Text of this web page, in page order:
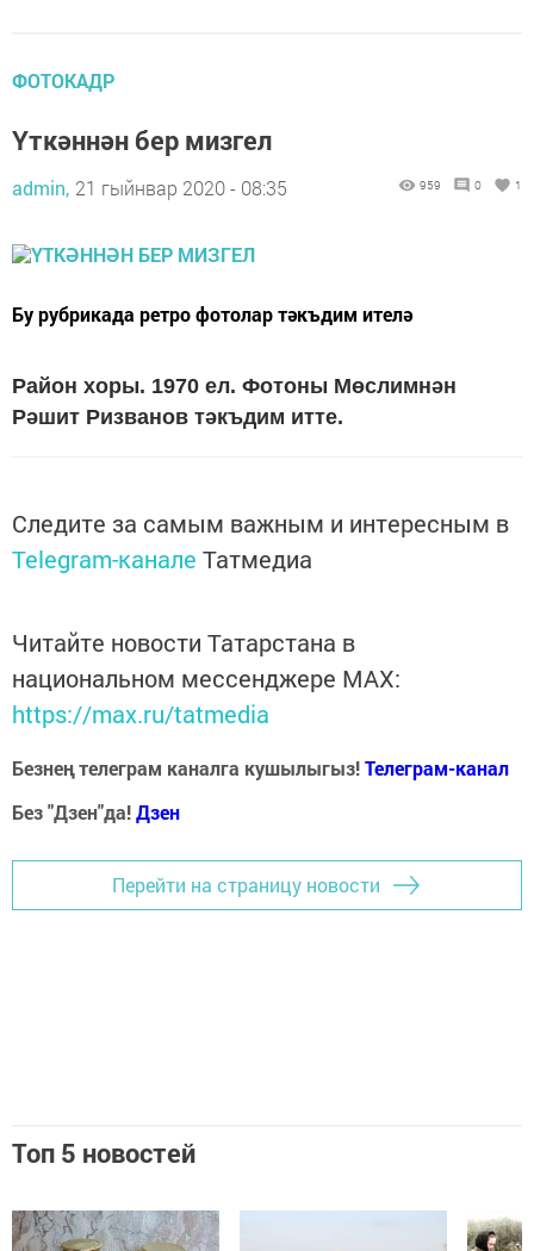
ФОТОКАДР
Үткәннән бер мизгел
admin, 21 гыйнвар 2020 - 08:35 959 0 1
Бу рубрикада ретро фотолар тәкъдим ителә
Район хоры. 1970 ел. Фотоны Мөслимнән
Рәшит Ризванов тәкъдим итте.
Следите за самым важным и интересным в
Telegram-канале Татмедиа
Читайте новости Татарстана в
национальном мессенджере MАХ:
https://max.ru/tatmedia
Безнең телеграм каналга кушылыгыз!Телеграм-канал
Без "Дзен"да!Дзен
Перейти на страницу новости
Топ 5 новостей